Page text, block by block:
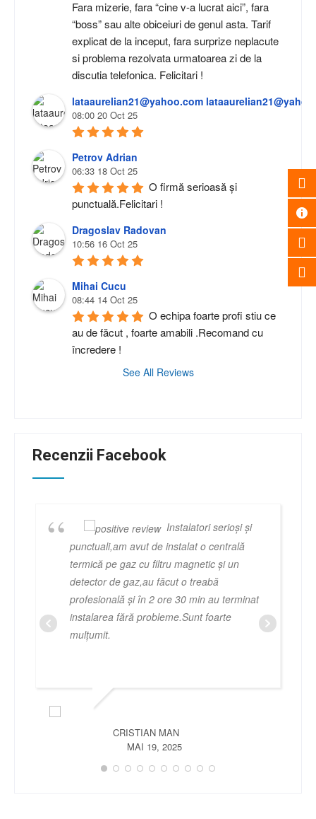
Fara mizerie, fara “cine v-a lucrat aici”, fara
“boss” sau alte obiceiuri de genul asta. Tarif
explicat de la inceput, fara surprize neplacute
si problema rezolvata urmatoarea zi de la
discutia telefonica. Felicitari !
lataaurelian21@yahoo.com
08:00 20 Oct 25
Petrov Adrian
06:33 18 Oct 25
O firmă serioasă și
punctuală.Felicitari !
Dragoslav Radovan
10:56 16 Oct 25
Mihai Cucu
08:44 14 Oct 25
O echipa foarte profi stiu ce
au de făcut , foarte amabili .Recomand cu
încredere !
See All Reviews
Recenzii Facebook
Instalatori serioși și
punctuali,am avut de instalat o centrală
termică pe gaz cu filtru magnetic și un
detector de gaz,au făcut o treabă
profesională și în 2 ore 30 min au terminat
instalarea fără probleme.Sunt foarte
mulțumit.
CRISTIAN MAN
MAI 19, 2025